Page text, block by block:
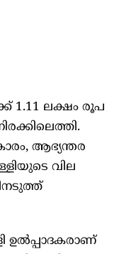
1.11 ലക്ഷം രൂപ
ആഭ്യന്തര
വില
ഉല്‍പ്പാദകരാണ്